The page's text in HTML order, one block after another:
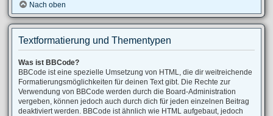
Nach oben
Textformatierung und Thementypen
Was ist BBCode?
BBCode ist eine spezielle Umsetzung von HTML, die dir weitreichende
Formatierungsmöglichkeiten für deinen Text gibt. Die Rechte zur
Verwendung von BBCode werden durch die Board-Administration
vergeben, können jedoch auch durch dich für jeden einzelnen Beitrag
deaktiviert werden. BBCode ist ähnlich wie HTML aufgebaut, jedoch